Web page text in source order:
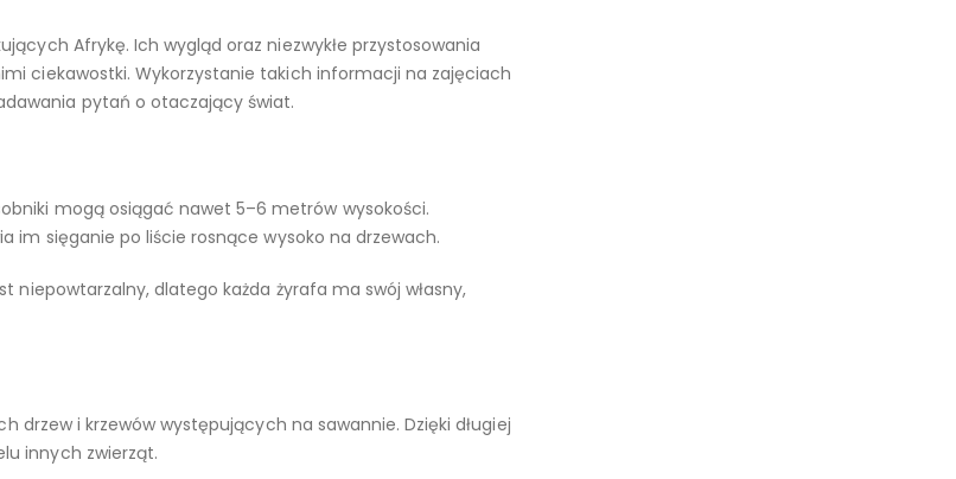
Afrykę. Ich wygląd oraz niezwykłe przystosowania
ciekawostki. Wykorzystanie takich informacji na zajęciach
pytań o otaczający świat.
mogą osiągać nawet 5–6 metrów wysokości.
im sięganie po liście rosnące wysoko na drzewach.
niepowtarzalny, dlatego każda żyrafa ma swój własny,
drzew i krzewów występujących na sawannie. Dzięki długiej
innych zwierząt.